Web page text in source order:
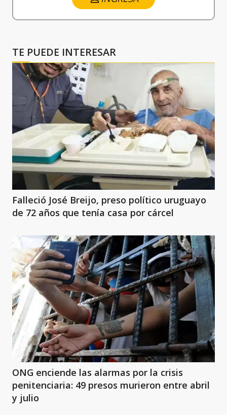
TE PUEDE INTERESAR
Falleció José Breijo, preso político uruguayo
de 72 años que tenía casa por cárcel
ONG enciende las alarmas por la crisis
penitenciaria: 49 presos murieron entre abril
y julio